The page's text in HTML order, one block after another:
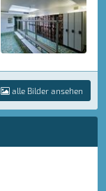
alle Bilder ansehen